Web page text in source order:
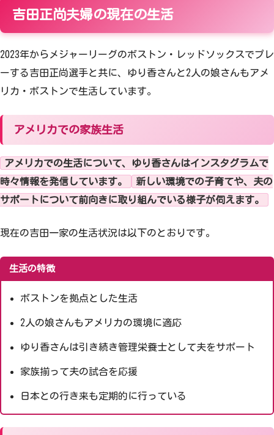
吉田正尚夫婦の現在の生活
2023年からメジャーリーグのボストン・レッドソックスでプレ
ーする吉田正尚選手と共に、ゆり香さんと2人の娘さんもアメ
リカ・ボストンで生活しています。
アメリカでの家族生活
アメリカでの生活について、ゆり香さんはインスタグラムで
時々情報を発信しています。
新しい環境での子育てや、夫の
サポートについて前向きに取り組んでいる様子が伺えます。
現在の吉田一家の生活状況は以下のとおりです。
生活の特徴
ボストンを拠点とした生活
2人の娘さんもアメリカの環境に適応
ゆり香さんは引き続き管理栄養士として夫をサポート
家族揃って夫の試合を応援
日本との行き来も定期的に行っている